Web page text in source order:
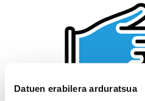
Datuen erabilera arduratsua